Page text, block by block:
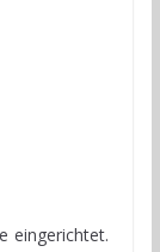
eingerichtet.